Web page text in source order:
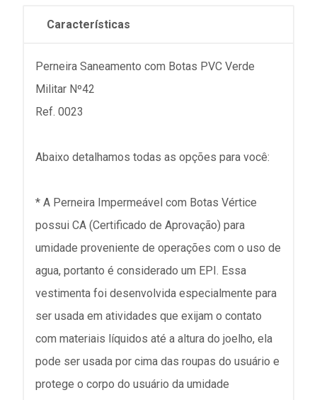
Características
Perneira Saneamento com Botas PVC Verde
Militar Nº42
Ref. 0023
Abaixo detalhamos todas as opções para você:
* A Perneira Impermeável com Botas Vértice
possui CA (Certificado de Aprovação) para
umidade proveniente de operações com o uso de
agua, portanto é considerado um EPI. Essa
vestimenta foi desenvolvida especialmente para
ser usada em atividades que exijam o contato
com materiais líquidos até a altura do joelho, ela
pode ser usada por cima das roupas do usuário e
protege o corpo do usuário da umidade